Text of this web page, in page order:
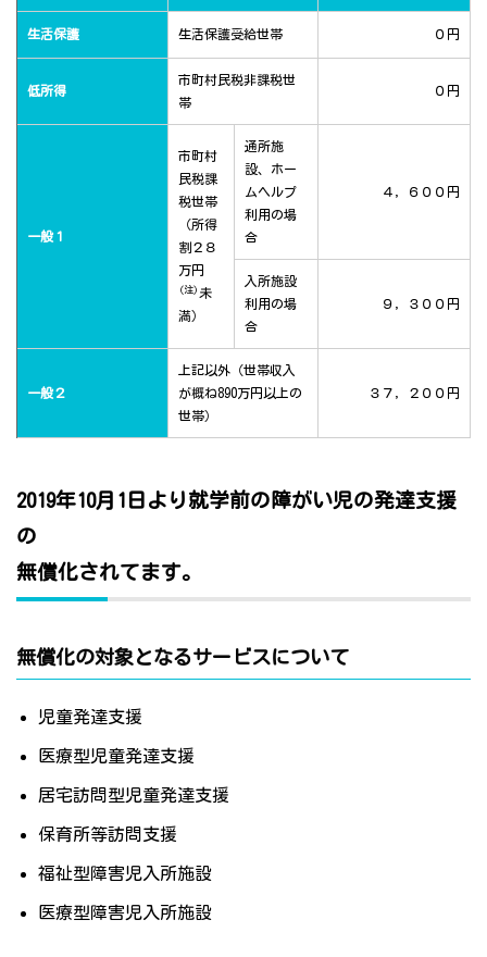
生活保護 生活保護受給世帯 ０円
低所得
市町村民税非課税世
帯
０円
一般１
市町村
民税課
税世帯
（所得
割２８
万円
(注) 未
満）
通所施
設、ホー
ムヘルプ
利用の場
合
４，６００円
入所施設
利用の場
合
９，３００円
一般２
上記以外（世帯収入
が概ね890万円以上の
世帯）
３７，２００円
2019年10月1日より就学前の障がい児の発達支援
の
無償化されてます。
無償化の対象となるサービスについて
児童発達支援
医療型児童発達支援
居宅訪問型児童発達支援
保育所等訪問支援
福祉型障害児入所施設
医療型障害児入所施設